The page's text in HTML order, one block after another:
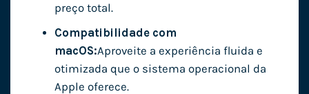
preço total.
Compatibilidade com
macOS:Aproveite a experiência fluida e
otimizada que o sistema operacional da
Apple oferece.